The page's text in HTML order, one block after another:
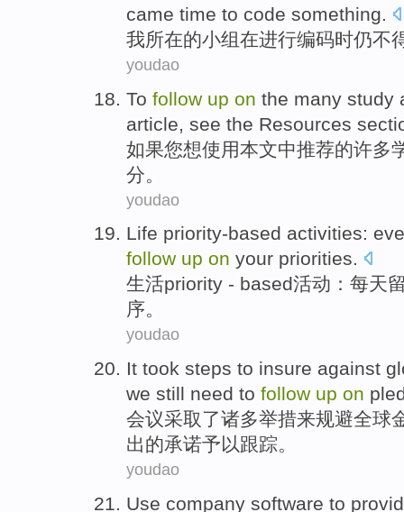
came time to code something.
我所在的小组在进行编码时仍不
youdao
To follow up on the many study
article see the Resources
如果您想使用本文中推荐的许多
分 。
youdao
Life priority-based activities:
follow up on your priorities.
生活priority - based活动 ： 每天
序。
youdao
It took steps to insure against
we still need to follow up on
会议采取了诸多举措来规避全球
出的承诺予以跟踪。
youdao
Use company software to